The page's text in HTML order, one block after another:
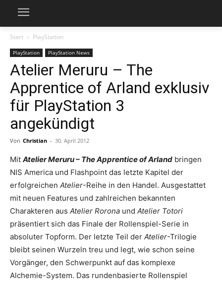
Start PlayStation
PlayStation PlayStation News
Atelier Meruru – The
Apprentice of Arland exklusiv
für PlayStation 3
angekündigt
Von Christian - 30. April 2012
Mit Atelier Meruru – The Apprentice of Arland bringen
NIS America und Flashpoint das letzte Kapitel der
erfolgreichen Atelier-Reihe in den Handel. Ausgestattet
mit neuen Features und zahlreichen bekannten
Charakteren aus Atelier Rorona und Atelier Totori
präsentiert sich das Finale der Rollenspiel-Serie in
absoluter Topform. Der letzte Teil der Atelier-Trilogie
bleibt seinen Wurzeln treu und legt, wie schon seine
Vorgänger, den Schwerpunkt auf das komplexe
Alchemie-System. Das rundenbasierte Rollenspiel